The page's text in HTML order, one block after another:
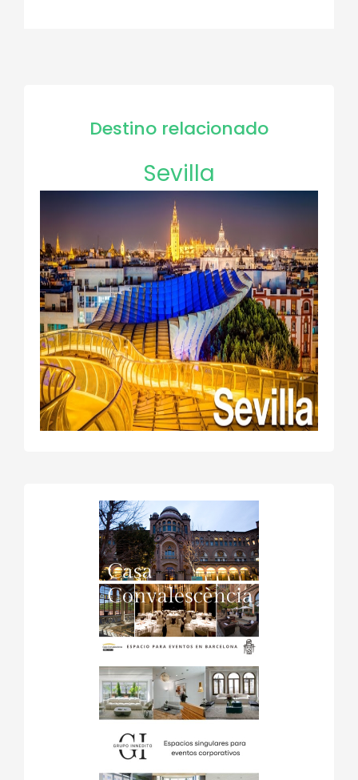
Destino relacionado
Sevilla